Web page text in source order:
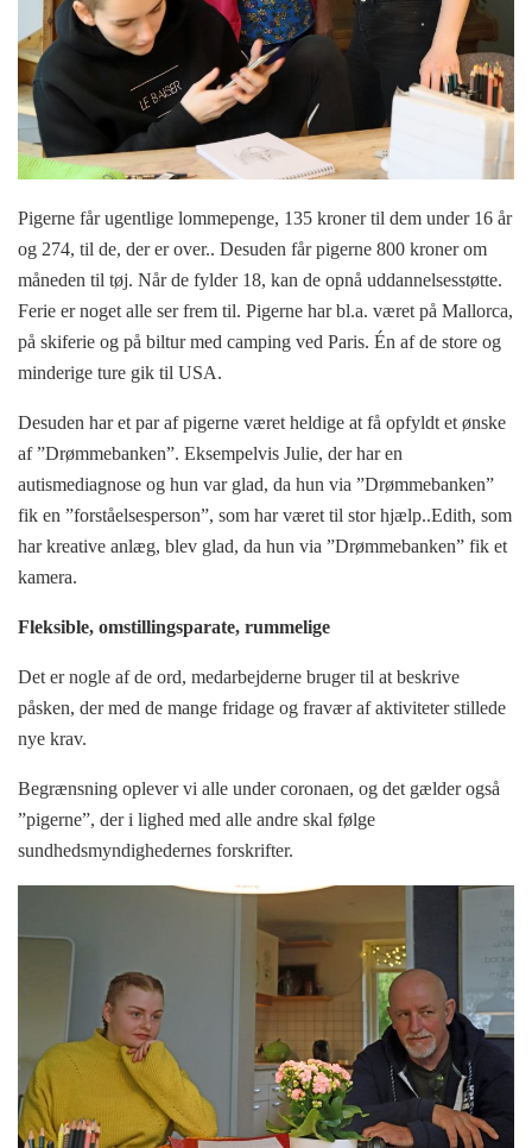
Pigerne får ugentlige lommepenge, 135 kroner til dem under 16 år
og 274, til de, der er over.. Desuden får pigerne 800 kroner om
måneden til tøj. Når de fylder 18, kan de opnå uddannelsesstøtte.
Ferie er noget alle ser frem til. Pigerne har bl.a. været på Mallorca,
på skiferie og på biltur med camping ved Paris. Én af de store og
minderige ture gik til USA.
Desuden har et par af pigerne været heldige at få opfyldt et ønske
af ”Drømmebanken”. Eksempelvis Julie, der har en
autismediagnose og hun var glad, da hun via ”Drømmebanken”
fik en ”forståelsesperson”, som har været til stor hjælp..Edith, som
har kreative anlæg, blev glad, da hun via ”Drømmebanken” fik et
kamera.
Fleksible, omstillingsparate, rummelige
Det er nogle af de ord, medarbejderne bruger til at beskrive
påsken, der med de mange fridage og fravær af aktiviteter stillede
nye krav.
Begrænsning oplever vi alle under coronaen, og det gælder også
”pigerne”, der i lighed med alle andre skal følge
sundhedsmyndighedernes forskrifter.